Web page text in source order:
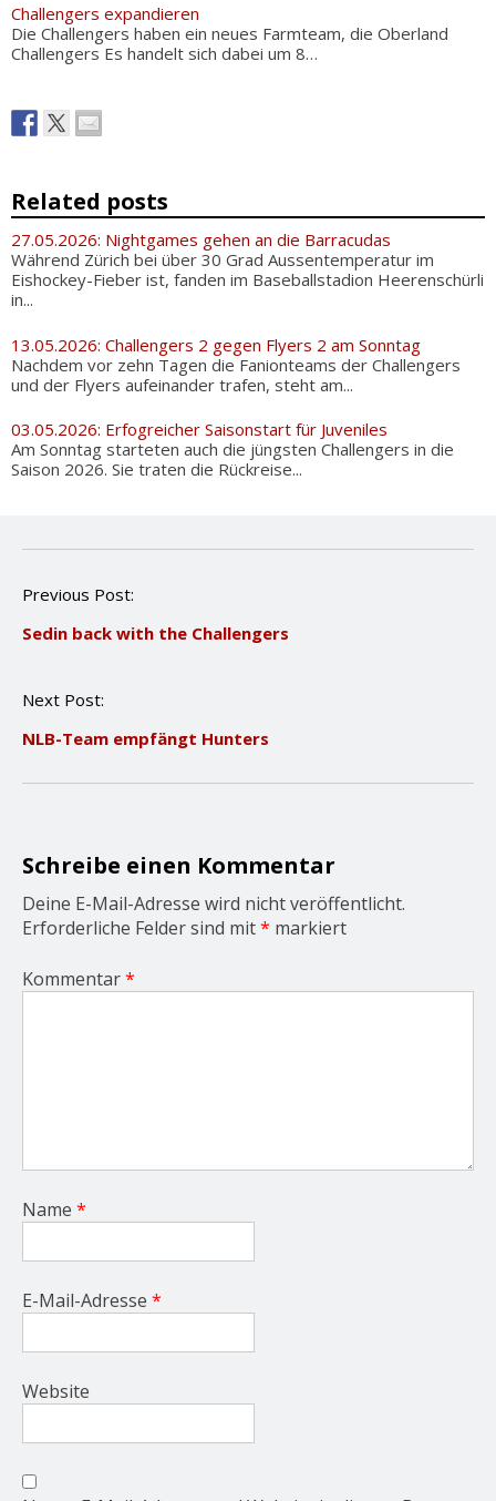
Challengers expandieren
Die Challengers haben ein neues Farmteam, die Oberland
Challengers Es handelt sich dabei um 8…
Related posts
27.05.2026: Nightgames gehen an die Barracudas
Während Zürich bei über 30 Grad Aussentemperatur im
Eishockey-Fieber ist, fanden im Baseballstadion Heerenschürli
in...
13.05.2026: Challengers 2 gegen Flyers 2 am Sonntag
Nachdem vor zehn Tagen die Fanionteams der Challengers
und der Flyers aufeinander trafen, steht am...
03.05.2026: Erfogreicher Saisonstart für Juveniles
Am Sonntag starteten auch die jüngsten Challengers in die
Saison 2026. Sie traten die Rückreise...
P
s
a
i
o
n
Previous Post:
Sedin back with the Challengers
Next Post:
NLB-Team empfängt Hunters
Schreibe einen Kommentar
Deine E-Mail-Adresse wird nicht veröffentlicht.
Erforderliche Felder sind mit* markiert
Kommentar*
Name *
E-Mail-Adresse *
Website